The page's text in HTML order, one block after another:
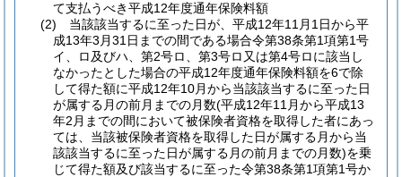
て支払うべき平成12年度通年保険料額
(2)
当該該当するに至った日が、平成12年11月1日から平
成13年3月31日までの間である場合令第38条第1項第1号
イ、ロ及びハ、第2号ロ、第3号ロ又は第4号ロに該当し
なかったとした場合の平成12年度通年保険料額を6で除
して得た額に平成12年10月から当該該当するに至った日
が属する月の前月までの月数(平成12年11月から平成13
年2月までの間において被保険者資格を取得した者にあっ
ては、当該被保険者資格を取得した日が属する月から当
該該当するに至った日が属する月の前月までの月数)を乗
じて得た額及び該当するに至った令第38条第1項第1号か